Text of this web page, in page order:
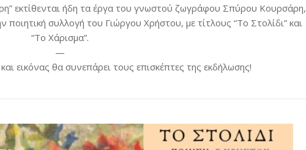
εκτίθενται ήδη τα έργα του γνωστού ζωγράφου Σπύρου Κουρσάρη,
ποιητική συλλογή του Γιώργου Χρήστου, με τίτλους “Το Στολίδι” και
“Το Χάρισμα”.
—
εικόνας θα συνεπάρει τους επισκέπτες της εκδήλωσης!